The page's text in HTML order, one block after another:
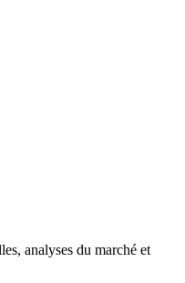
analyses du marché et